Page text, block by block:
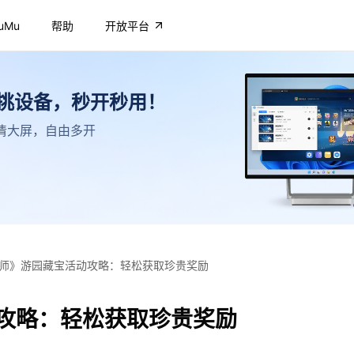
帮助 开放平台
备，秒开秒用！
大屏，自由多开
》游园藏宝活动攻略：轻松获取珍贵奖励
略：轻松获取珍贵奖励